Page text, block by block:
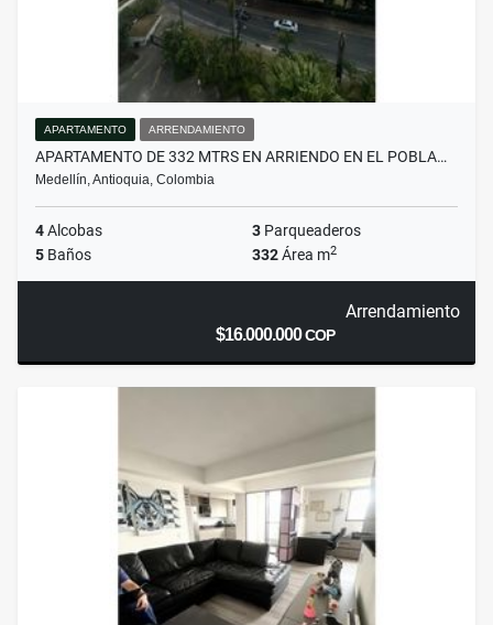
APARTAMENTO ARRENDAMIENTO
APARTAMENTO DE 332 MTRS EN ARRIENDO EN EL POBLA…
Medellín, Antioquia, Colombia
4Alcobas 3 Parqueaderos
5 Baños 332Área m2
Arrendamiento
$16.000.000COP